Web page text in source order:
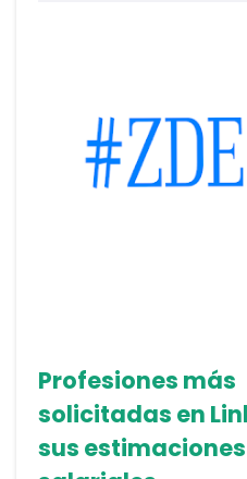
Profesiones más
solicitadas en
sus estimaciones